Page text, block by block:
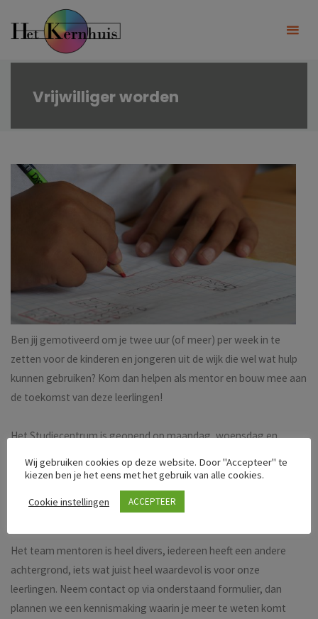
naar
inhoud
Vrijwilliger worden
Ben jij gemotiveerd om je twee uur (of meer) per week in te
zetten voor de kinderen en jongeren uit de wijk die wel wat hulp
kunnen gebruiken? Kom dan helpen als mentor en bouw mee aan
de toekomst van deze leerlingen!
Het Studiecentrum is geopend op maandag, woensdag en
basisschool tussen 15.30-17.00 uur. In de avond is er begeleiding
voor leerlingen van het voortgezet onderwijs tussen 18.30-
Het team mentoren is heel divers, iedereen heeft een andere
achtergrond, iets wat juist heel waardevol is voor onze
leerlingen. Neem contact op via onderstaand formulier, dan
plannen we een kennismaking waarin je meer te weten komt
Wij gebruiken cookies op deze website. Door "Accepteer" te
kiezen ben je het eens met het gebruik van alle cookies.
Cookie instellingen ACCEPTEER